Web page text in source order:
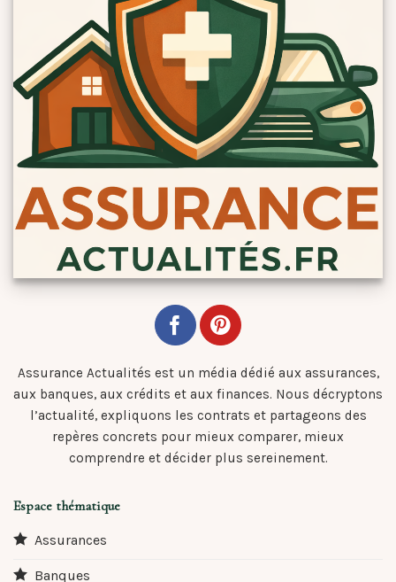
Assurance Actualités est un média dédié aux assurances,
aux banques, aux crédits et aux finances. Nous décryptons
l’actualité, expliquons les contrats et partageons des
repères concrets pour mieux comparer, mieux
comprendre et décider plus sereinement.
Espace thématique
Assurances
Banques